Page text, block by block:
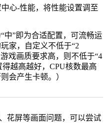
心-性能，将性能设置调至
中”即为合适配置，可流畅运
家，自定义不低于“2
戏画质要求高，则不低于“4
越高越好，CPU核数最高
会产生卡顿。）
花屏等画面问题，可以尝试